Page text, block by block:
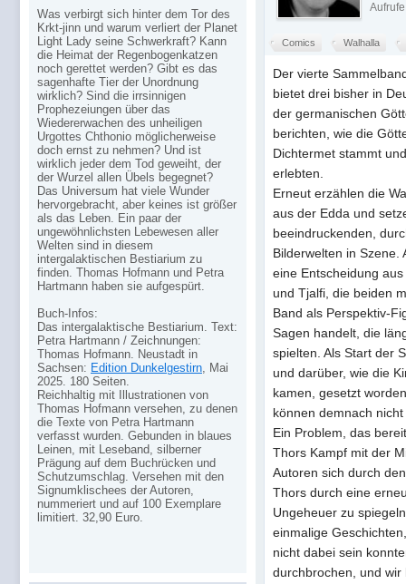
Aufrufe
Comics Walhalla
Der vierte
bietet drei bisher in
der germanischen
berichten, wie die
Dichtermet stammt
erlebten.
Erneut erzählen die
aus der Edda und
beeindruckenden,
Bilderwelten in Szene.
eine Entscheidung
und Tjalfi, die beiden
Band als Perspektiv-
Sagen handelt, die
spielten. Als Start der
und darüber, wie die
kamen, gesetzt
können demnach
Ein Problem, das
Thors Kampf mit der
Autoren sich durch
Thors durch eine
Ungeheuer zu
einmalige
nicht dabei sein
durchbrochen, und wir
Was verbirgt sich hinter dem Tor des
Krkt-jinn und warum verliert der Planet
Light Lady seine Schwerkraft? Kann
die Heimat der Regenbogenkatzen
noch gerettet werden? Gibt es das
sagenhafte Tier der Unordnung
wirklich? Sind die irrsinnigen
Prophezeiungen über das
Wiedererwachen des unheiligen
Urgottes Chthonio möglicherweise
doch ernst zu nehmen? Und ist
wirklich jeder dem Tod geweiht, der
der Wurzel allen Übels begegnet?
Das Universum hat viele Wunder
hervorgebracht, aber keines ist größer
als das Leben. Ein paar der
ungewöhnlichsten Lebewesen aller
Welten sind in diesem
intergalaktischen Bestiarium zu
finden. Thomas Hofmann und Petra
Hartmann haben sie aufgespürt.
Buch-Infos:
Das intergalaktische Bestiarium. Text:
Petra Hartmann / Zeichnungen:
Thomas Hofmann. Neustadt in
Sachsen: Edition Dunkelgestirn , Mai
2025. 180 Seiten.
Reichhaltig mit Illustrationen von
Thomas Hofmann versehen, zu denen
die Texte von Petra Hartmann
verfasst wurden. Gebunden in blaues
Leinen, mit Leseband, silberner
Prägung auf dem Buchrücken und
Schutzumschlag. Versehen mit den
Signumklischees der Autoren,
nummeriert und auf 100 Exemplare
limitiert. 32,90 Euro.